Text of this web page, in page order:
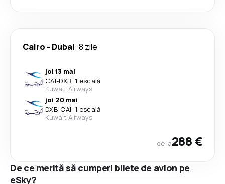
Cairo - Dubai 8 zile
joi 13 mai
CAI-DXB· 1 escală
Kuwait Airways
joi 20 mai
DXB-CAI· 1 escală
Kuwait Airways
de la288 €
De ce merită să cumperi bilete de avion pe
eSky?